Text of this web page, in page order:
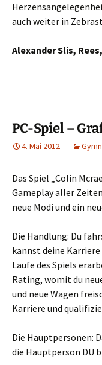
auch weiter in
Alexander Slis,
PC-Spiel –
4. Mai 2012
Das Spiel „Colin
Gameplay aller
neue Modi und ein
Die Handlung: Du
kannst deine
Laufe des Spiels
Rating, womit du
und neue Wagen
Karriere und
Die Hauptpersonen:
die Hauptperson DU